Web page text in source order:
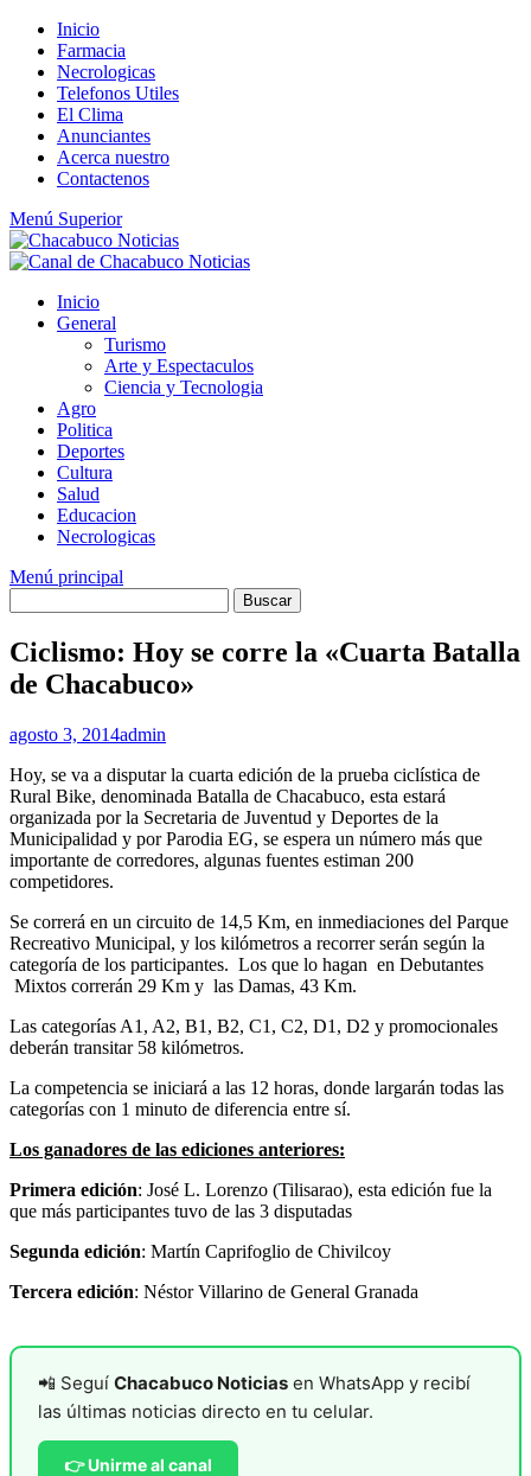
Saltar
contenido
Inicio
Farmacia
Necrologicas
Telefonos Utiles
El Clima
Anunciantes
Acerca nuestro
Contactenos
Menú Superior
Inicio
General
Turismo
Arte y Espectaculos
Ciencia y Tecnologia
Agro
Politica
Deportes
Cultura
Salud
Educacion
Necrologicas
Menú principal
Ciclismo: Hoy se corre la «Cuarta Batalla
de Chacabuco»
agosto 3, 2014admin
Hoy, se va a disputar la cuarta edición de la prueba ciclística de
Rural Bike, denominada Batalla de Chacabuco, esta estará
organizada por la Secretaria de Juventud y Deportes de la
Municipalidad y por Parodia EG, se espera un número más que
importante de corredores, algunas fuentes estiman 200
competidores.
Se correrá en un circuito de 14,5 Km, en inmediaciones del Parque
Recreativo Municipal, y los kilómetros a recorrer serán según la
categoría de los participantes. Los que lo hagan en Debutantes
Mixtos correrán 29 Km y las Damas, 43 Km.
Las categorías A1, A2, B1, B2, C1, C2, D1, D2 y promocionales
deberán transitar 58 kilómetros.
La competencia se iniciará a las 12 horas, donde largarán todas las
categorías con 1 minuto de diferencia entre sí.
Los ganadores de las ediciones anteriores:
Primera edición: José L. Lorenzo (Tilisarao), esta edición fue la
que más participantes tuvo de las 3 disputadas
Segunda edición: Martín Caprifoglio de Chivilcoy
Tercera edición: Néstor Villarino de General Granada
📲 Seguí Chacabuco Noticias en WhatsApp y recibí
las últimas noticias directo en tu celular.
👉 Unirme al canal